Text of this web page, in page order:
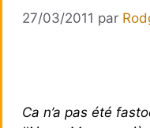
27/03/2011 par
Ca n’a pas été